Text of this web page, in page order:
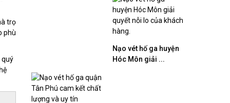
trọ
phù
quý
Nạo vét hố ga huyện
Hóc Môn giải ...